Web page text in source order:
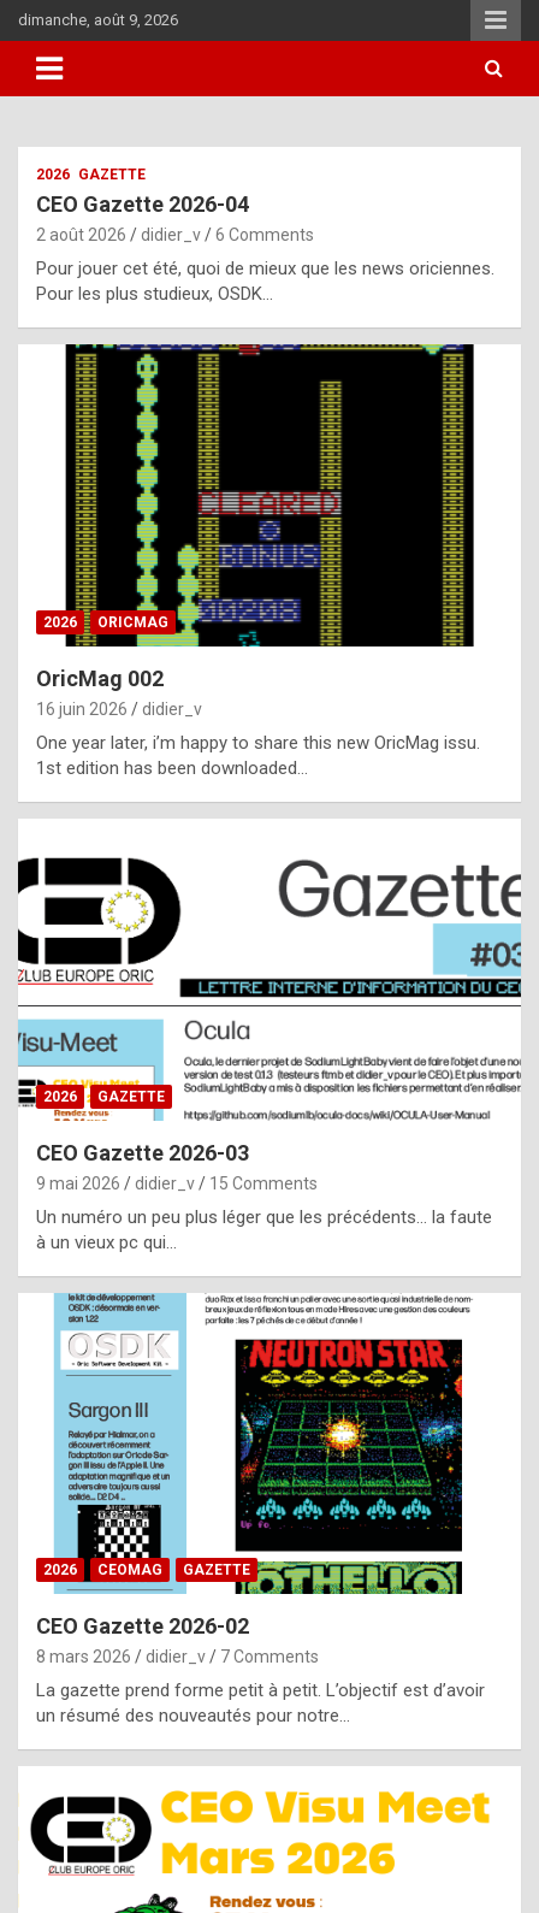
Skip
to
content
dimanche, août 9, 2026
i
u
l
y
d
i
ff
i
l
t
t
s
t
a
s
i
e
f
o
m
m
a
y
b
e
b
y
g
e
n
u
i
n
e
R
2026 GAZETTE
CEO Gazette 2026-04
2 août 2026 didier_v 6 Comments
Pour jouer cet été, quoi de mieux que les news oriciennes.
Pour les plus studieux, OSDK…
2026 ORICMAG
OricMag 002
16 juin 2026 didier_v
One year later, i’m happy to share this new OricMag issu.
1st edition has been downloaded…
2026 GAZETTE
CEO Gazette 2026-03
9 mai 2026 didier_v 15 Comments
Un numéro un peu plus léger que les précédents… la faute
à un vieux pc qui…
2026 CEOMAG GAZETTE
CEO Gazette 2026-02
8 mars 2026 didier_v 7 Comments
La gazette prend forme petit à petit. L’objectif est d’avoir
un résumé des nouveautés pour notre…